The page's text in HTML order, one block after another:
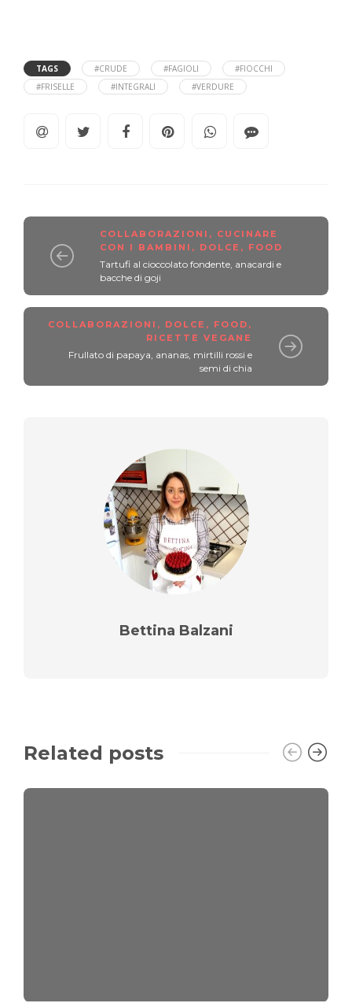
TAGS #CRUDE #FAGIOLI
#FIOCCHI
#FRISELLE
#INTEGRALI #VERDURE
COLLABORAZIONI , CUCINARE
CON I BAMBINI , DOLCE , FOOD
Tartufi al cioccolato fondente, anacardi e
bacche di goji
COLLABORAZIONI , DOLCE , FOOD ,
RICETTE VEGANE
Frullato di papaya, ananas, mirtilli rossi e
semi di chia
Bettina Balzani
Related posts